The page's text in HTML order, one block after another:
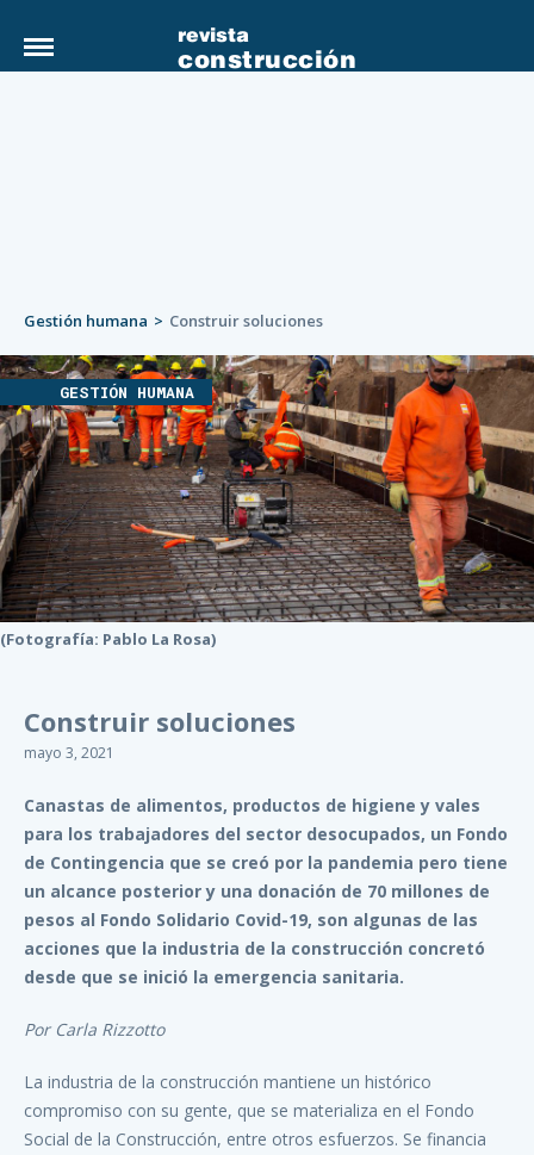
revista
construcción
Gestión humana Construir soluciones
GESTIÓN HUMANA
(Fotografía: Pablo La Rosa)
Construir soluciones
mayo 3, 2021
Canastas de alimentos, productos de higiene y vales
para los trabajadores del sector desocupados, un Fondo
de Contingencia que se creó por la pandemia pero tiene
un alcance posterior y una donación de 70 millones de
pesos al Fondo Solidario Covid-19, son algunas de las
acciones que la industria de la construcción concretó
desde que se inició la emergencia sanitaria.
Por Carla Rizzotto
La industria de la construcción mantiene un histórico
compromiso con su gente, que se materializa en el Fondo
Social de la Construcción, entre otros esfuerzos. Se financia